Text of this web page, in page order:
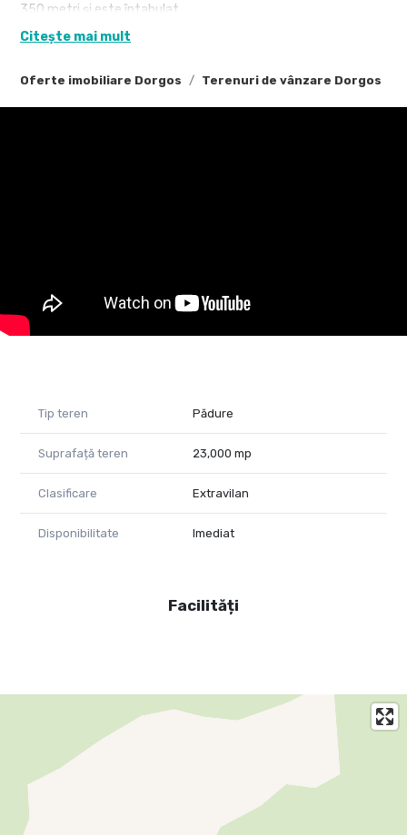
Oferte imobiliare Dorgos Terenuri de vânzare Dorgos
350 metri şi este întabulat.
Radu Mitran – Consultant imobiliar Property Lab
sau
Citește mai mult
Tip teren Pădure
Suprafață teren 23,000 mp
Clasificare Extravilan
Disponibilitate Imediat
Facilități